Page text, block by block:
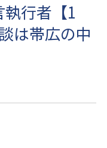
行者【1
は帯広の中